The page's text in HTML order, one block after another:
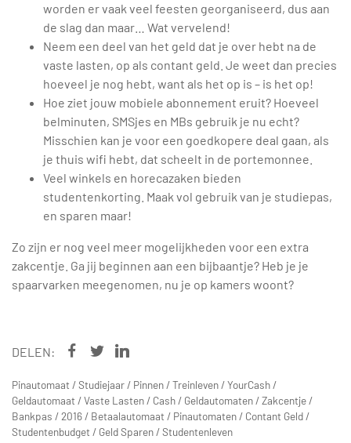
worden er vaak veel feesten georganiseerd, dus aan
de slag dan maar… Wat vervelend!
Neem een deel van het geld dat je over hebt na de
vaste lasten, op als contant geld. Je weet dan precies
hoeveel je nog hebt, want als het op is – is het op!
Hoe ziet jouw mobiele abonnement eruit? Hoeveel
belminuten, SMSjes en MBs gebruik je nu echt?
Misschien kan je voor een goedkopere deal gaan, als
je thuis wifi hebt, dat scheelt in de portemonnee.
Veel winkels en horecazaken bieden
studentenkorting. Maak vol gebruik van je studiepas,
en sparen maar!
Zo zijn er nog veel meer mogelijkheden voor een extra
zakcentje. Ga jij beginnen aan een bijbaantje? Heb je je
spaarvarken meegenomen, nu je op kamers woont?
DELEN:
Pinautomaat /Studiejaar / Pinnen /Treinleven /YourCash /
Geldautomaat /Vaste Lasten / Cash / Geldautomaten /Zakcentje /
Bankpas /2016 / Betaalautomaat / Pinautomaten / Contant Geld /
Studentenbudget / Geld Sparen /Studentenleven